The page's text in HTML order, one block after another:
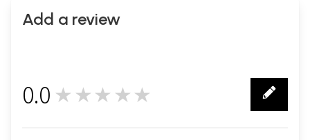
Add a review
0.0 ★★★★★